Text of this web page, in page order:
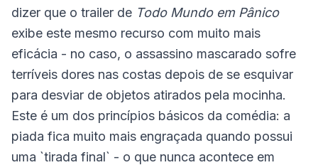
dizer que o trailer de Todo Mundo em Pânico
exibe este mesmo recurso com muito mais
eficácia - no caso, o assassino mascarado sofre
terríveis dores nas costas depois de se esquivar
para desviar de objetos atirados pela mocinha.
Este é um dos princípios básicos da comédia: a
piada fica muito mais engraçada quando possui
uma `tirada final` - o que nunca acontece em